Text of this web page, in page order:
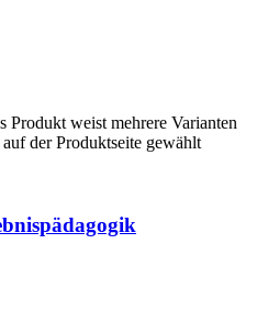
Produkt weist mehrere Varianten
der Produktseite gewählt